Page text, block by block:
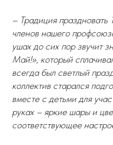
– Традиция праздновать
членов нашего
ушах до сих пор звучит
Май!», который
всегда был светлый
коллектив старался
вместе с детьми для
руках – яркие шары и
соответствующее